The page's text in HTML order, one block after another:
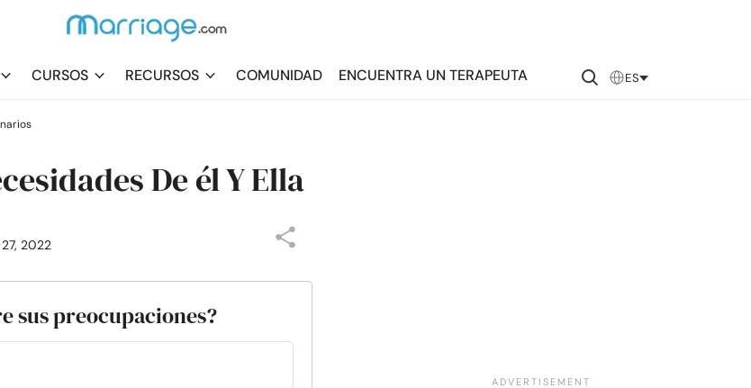
CURSOS RECURSOS COMUNIDAD ENCUENTRA UN TERAPEUTA ES
De él Y Ella
2022
sus preocupaciones?